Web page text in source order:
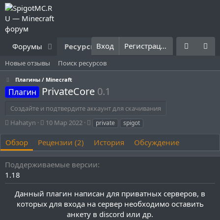
Форумы Ресурсы Что нового? Правила
Вход Регистрация
Новые отзывы Поиск ресурсов
Плагины / Minecraft
Плагин PrivateCore 0.1
Создайте и подтвердите аккаунт для скачивания
А
т
о
р
Hahatyn
Д
т
а
с
о
д
а
н
10 Мар 2022
Т
г
и
private spigot
Обзор Рецензии (2) История Обсуждение
Поддерживаемые версии
1.18
Данный плагин написан для приватных серверов, в
которых для входа на сервер необходимо оставить
анкету в discord или др.